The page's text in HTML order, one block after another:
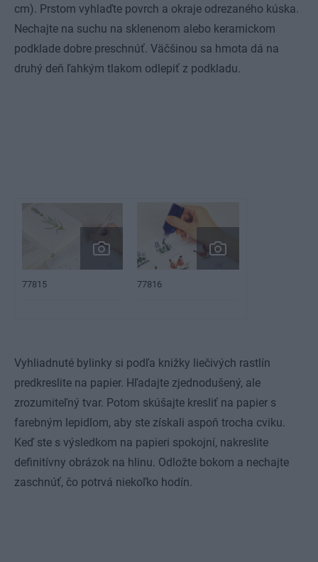
cm). Prstom vyhlaďte povrch a okraje odrezaného kúska.
Nechajte na suchu na sklenenom alebo keramickom
podklade dobre preschnúť. Väčšinou sa hmota dá na
druhý deň ľahkým tlakom odlepiť z podkladu.
77815 77816
Vyhliadnuté bylinky si podľa knižky liečivých rastlín
predkreslite na papier. Hľadajte zjednodušený, ale
zrozumiteľný tvar. Potom skúšajte kresliť na papier s
farebným lepidlom, aby ste získali aspoň trocha cviku.
Keď ste s výsledkom na papieri spokojní, nakreslite
definitívny obrázok na hlinu. Odložte bokom a nechajte
zaschnúť, čo potrvá niekoľko hodín.